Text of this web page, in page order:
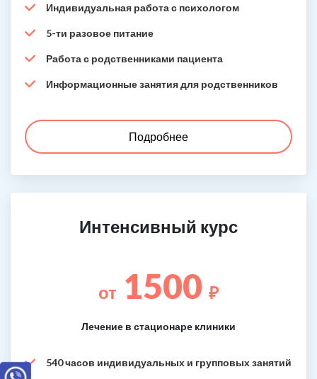
Индивидуальная работа с психологом
5-ти разовое питание
Работа с родственниками пациента
Информационные занятия для родственников
Подробнее
Интенсивный курс
от 1500 ₽
Лечение в стационаре клиники
540 часов индивидуальных и групповых занятий